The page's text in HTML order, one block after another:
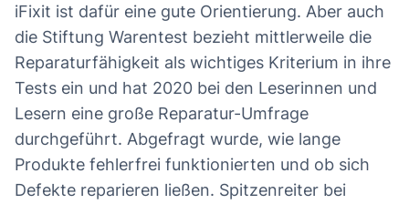
iFixit ist dafür eine gute Orientierung. Aber auch
die Stiftung Warentest bezieht mittlerweile die
Reparaturfähigkeit als wichtiges Kriterium in ihre
Tests ein und hat 2020 bei den Leserinnen und
Lesern eine große Reparatur-Umfrage
durchgeführt. Abgefragt wurde, wie lange
Produkte fehlerfrei funktionierten und ob sich
Defekte reparieren ließen. Spitzenreiter bei